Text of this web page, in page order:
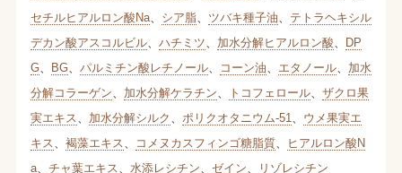
セチルヒアルロン酸Na、 シア脂、 ツバキ種子油
テトラヘキシル
デカン酸アスコルビル、 ハチミツ 加水分解ヒアルロン酸
DP
G、 BG、 パルミチン酸レチノール、 コーン油 エタノール、 加水
分解コラーゲン
加水分解ケラチン トコフェロール、 ザクロ果
実エキス
加水分解シルク ポリクオタニウム-51
ウメ果実エ
キス
褐藻エキス コメヌカスフィンゴ糖脂質、
ヒアルロン酸N
a、 チャ葉エキス 水添レシチン ゼイン リゾレシチン